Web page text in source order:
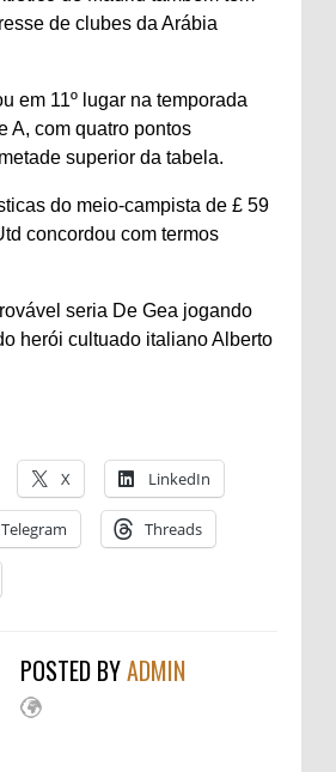
de clubes da Arábia
em 11º lugar na temporada
A, com quatro pontos
superior da tabela.
do meio-campista de £ 59
concordou com termos
seria De Gea jogando
herói cultuado italiano Alberto
X LinkedIn
Telegram Threads
POSTED BYADMIN